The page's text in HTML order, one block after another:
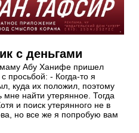
с деньгами
Абу Ханифе пришел
просьбой: - Когда-то я
куда их положил, поэтому
найти утерянное. Тогда
и поиск утерянного не в
но все же я попробую вам